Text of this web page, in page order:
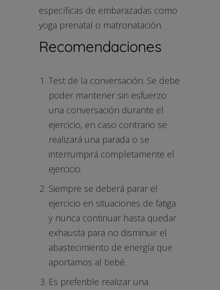
específicas de embarazadas como
yoga prenatal o matronatación.
Recomendaciones
Test de la conversación: Se debe
poder mantener sin esfuerzo
una conversación durante el
ejercicio, en caso contrario se
realizará una parada o se
interrumpirá completamente el
ejercicio.
Siempre se deberá parar el
ejercicio en situaciones de fatiga
y nunca continuar hasta quedar
exhausta para no disminuir el
abastecimiento de energía que
aportamos al bebé.
Es preferible realizar una